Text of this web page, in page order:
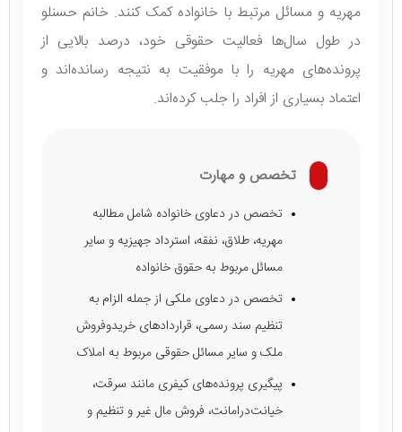
مهریه و مسائل مرتبط با خانواده کمک کنند. خانم حسنلو
در طول سال‌ها فعالیت حقوقی خود، درصد بالایی از
پرونده‌های مهریه را با موفقیت به نتیجه رسانده‌اند و
اعتماد بسیاری از افراد را جلب کرده‌اند.
تخصص و مهارت
تخصص در دعاوی خانواده شامل مطالبه
مهریه، طلاق، نفقه، استرداد جهیزیه و سایر
مسائل مربوط به حقوق خانواده
تخصص در دعاوی ملکی از جمله الزام به
تنظیم سند رسمی، قراردادهای خریدوفروش
ملک و سایر مسائل حقوقی مربوط به املاک
پیگیری پرونده‌های کیفری مانند سرقت،
خیانت‌درامانت، فروش مال غیر و تنظیم و